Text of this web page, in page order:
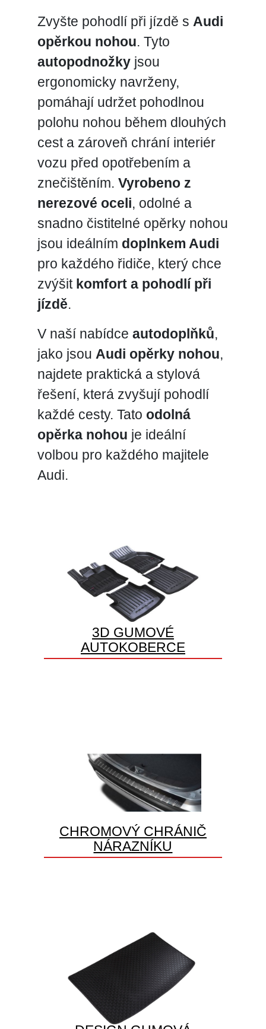
Zvyšte pohodlí při jízdě s Audi
opěrkou nohou. Tyto
autopodnožkyjsou
ergonomicky navrženy,
pomáhají udržet pohodlnou
polohu nohou během dlouhých
cest a zároveň chrání interiér
vozu před opotřebením a
znečištěním. Vyrobeno z
nerezové oceli, odolné a
snadno čistitelné opěrky nohou
jsou ideálním doplnkem Audi
pro každého řidiče, který chce
zvýšit komfort a pohodlí při
jízdě.
V naší nabídce autodoplňků,
jako jsou Audi opěrky nohou,
najdete praktická a stylová
řešení, která zvyšují pohodlí
každé cesty. Tato odolná
opěrka nohou je ideální
volbou pro každého majitele
Audi.
3D GUMOVÉ
AUTOKOBERCE
CHROMOVÝ CHRÁNIČ
NÁRAZNÍKU